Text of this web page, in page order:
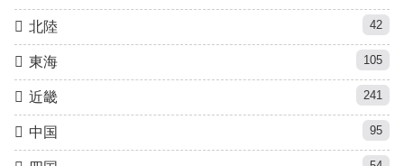
北陸 42
東海 105
近畿 241
中国 95